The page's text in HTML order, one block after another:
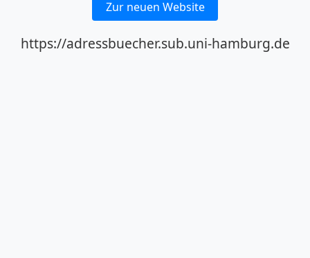
Zur neuen Website
https://adressbuecher.sub.uni-hamburg.de